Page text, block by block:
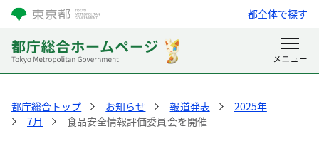
都全体で探す
都庁総合トップ お知らせ 報道発表
2025年
7月
食品安全情報評価委員会を開催